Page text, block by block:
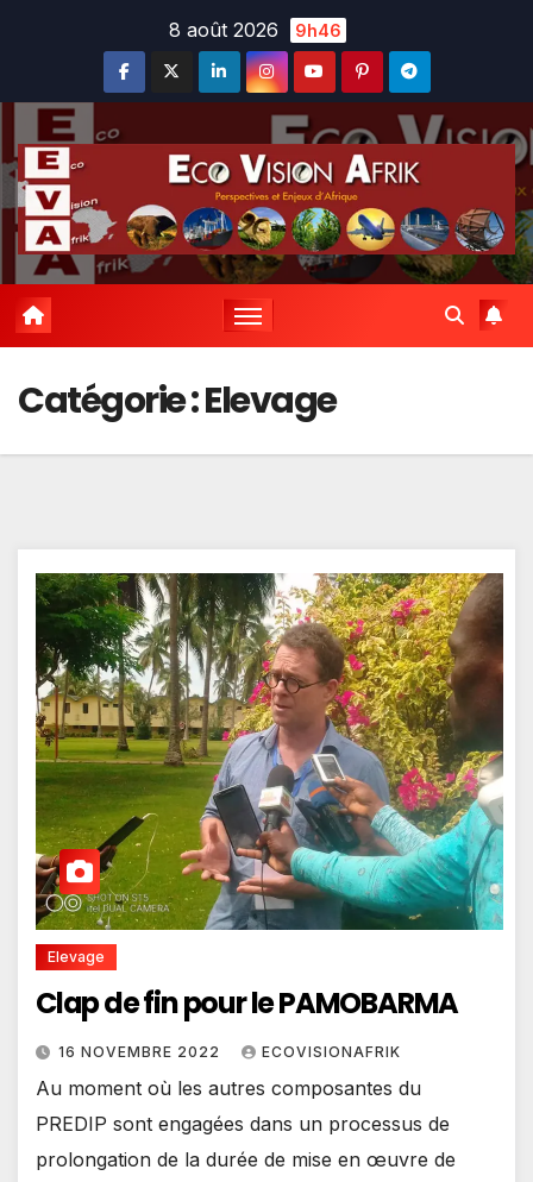
8 août 2026 9h46
Catégorie :Elevage
Elevage
Clap de fin pour le PAMOBARMA
16 NOVEMBRE 2022 ECOVISIONAFRIK
Au moment où les autres composantes du
PREDIP sont engagées dans un processus de
prolongation de la durée de mise en œuvre de